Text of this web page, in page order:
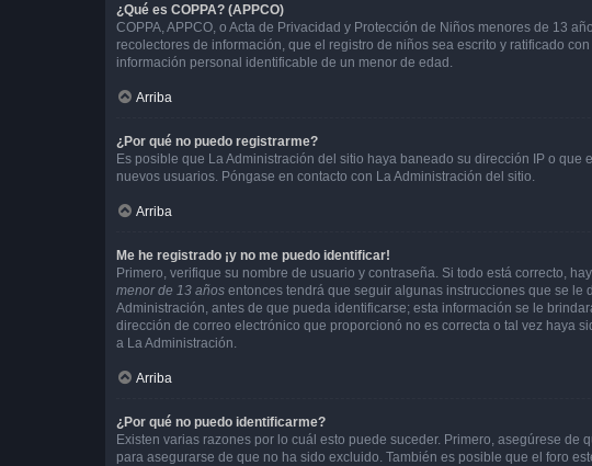
¿Qué es COPPA? (APPCO)
COPPA, APPCO, o Acta de Privacidad y Protección de Niños menores de 13
recolectores de información, que el registro de niños sea escrito y ratificado
información personal identificable de un menor de edad.
Arriba
¿Por qué no puedo registrarme?
Es posible que La Administración del sitio haya baneado su dirección IP o
nuevos usuarios. Póngase en contacto con La Administración del sitio.
Arriba
Me he registrado ¡y no me puedo identificar!
Primero, verifique su nombre de usuario y contraseña. Si todo está correcto,
menor de 13 años entonces tendrá que seguir algunas instrucciones que se le
Administración, antes de que pueda identificarse; esta información se le
dirección de correo electrónico que proporcionó no es correcta o tal vez haya
a La Administración.
Arriba
¿Por qué no puedo identificarme?
Existen varias razones por lo cuál esto puede suceder. Primero, asegúrese
para asegurarse de que no ha sido excluido. También es posible que el foro